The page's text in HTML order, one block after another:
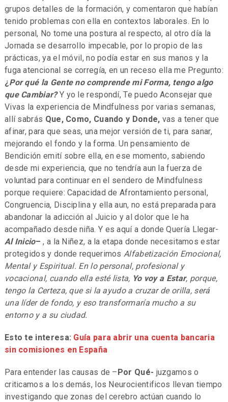
grupos detalles de la formación, y comentaron que habían
tenido problemas con ella en contextos laborales. En lo
personal, No tome una postura al respecto, al otro día la
Jornada se desarrollo impecable, por lo propio de las
prácticas, ya el móvil, no podía estar en sus manos y la
fuga atencional se corregía, en un receso ella me Pregunto:
¿Por qué la Gente no comprende mi Forma, tengo algo
que Cambiar?Y yo le respondí, Te puedo Aconsejar que
Vivas la experiencia de Mindfulness por varias semanas,
allí sabrás Que, Como, Cuando y Donde, vas a tener que
afinar, para que seas, una mejor versión de ti, para sanar,
mejorando el fondo y la forma. Un pensamiento de
Bendición emití sobre ella, en ese momento, sabiendo
desde mi experiencia, que no tendría aun la fuerza de
voluntad para continuar en el sendero de Mindfulness
porque requiere: Capacidad de Afrontamiento personal,
Congruencia, Disciplina y ella aun, no está preparada para
abandonar la adicción al Juicio y al dolor que le ha
acompañado desde niña. Y es aquí a donde Quería Llegar-
Al Inicio– , a la Niñez, a la etapa donde necesitamos estar
protegidos y donde requerimosAlfabetización Emocional,
Mental y Espiritual. En lo personal, profesional y
vocacional, cuando ella esté lista, Yo voy a Estar, porque,
tengo la Certeza, que si la ayudo a cruzar de orilla, será
una líder de fondo, y eso transformaría mucho a su
entorno y a su ciudad.
Esto te interesa: Guía para abrir una cuenta bancaria
sin comisiones en España
Para entender las causas de –Por Qué- juzgamos o
criticamos a los demás, los Neurocientificos llevan tiempo
investigando que zonas del cerebro actúan cuando lo